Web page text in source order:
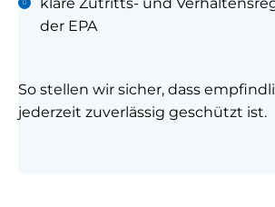
der EPA
So stellen wir sicher, dass
jederzeit zuverlässig geschützt ist.